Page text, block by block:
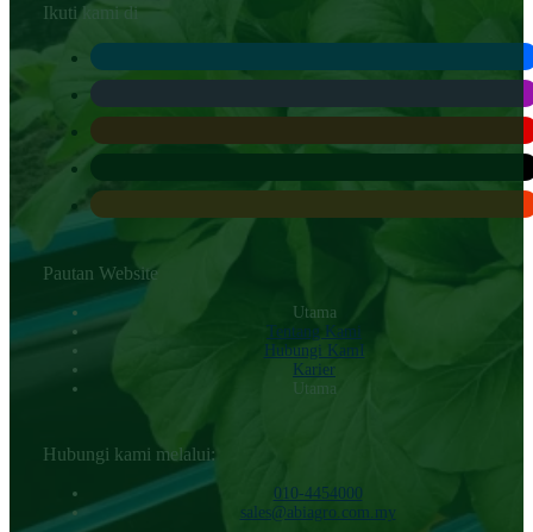
Ikuti kami di
Pautan Website
Utama
Tentang Kami
Hubungi KamI
Karier
Utama
Hubungi kami melalui:
010-4454000‬
sales@abiagro.com.my